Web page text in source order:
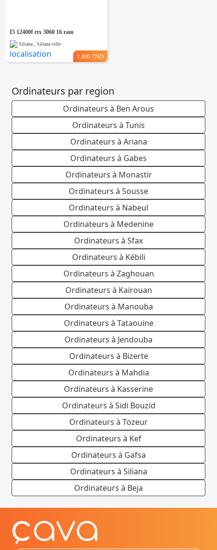
I5 12400f rtx 3060 16 ram
Siliana , Siliana ville
1.800 TND
Ordinateurs par region
Ordinateurs à Ben Arous
Ordinateurs à Tunis
Ordinateurs à Ariana
Ordinateurs à Gabes
Ordinateurs à Monastir
Ordinateurs à Sousse
Ordinateurs à Nabeul
Ordinateurs à Medenine
Ordinateurs à Sfax
Ordinateurs à Kébili
Ordinateurs à Zaghouan
Ordinateurs à Kairouan
Ordinateurs à Manouba
Ordinateurs à Tataouine
Ordinateurs à Jendouba
Ordinateurs à Bizerte
Ordinateurs à Mahdia
Ordinateurs à Kasserine
Ordinateurs à Sidi Bouzid
Ordinateurs à Tozeur
Ordinateurs à Kef
Ordinateurs à Gafsa
Ordinateurs à Siliana
Ordinateurs à Beja